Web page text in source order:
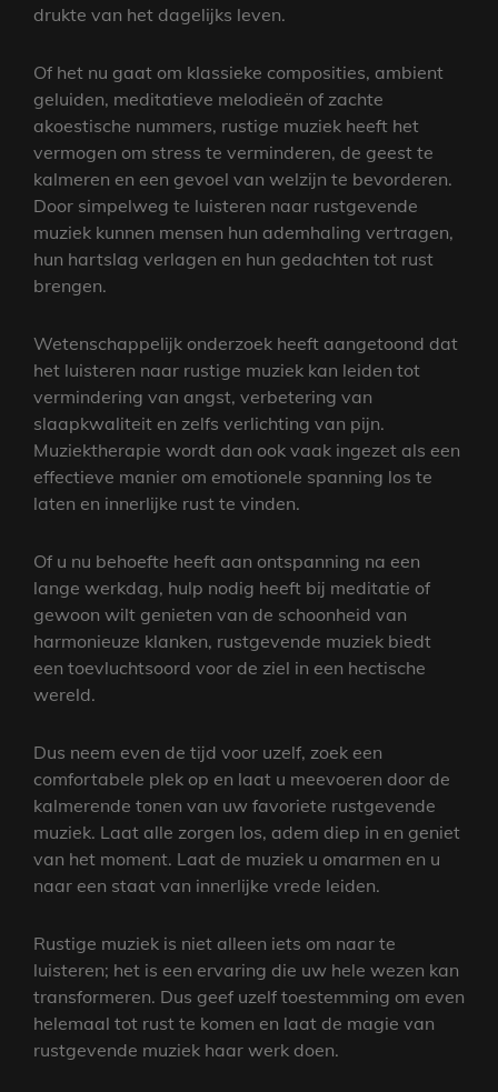
drukte van het dagelijks leven.
Of het nu gaat om klassieke composities, ambient
geluiden, meditatieve melodieën of zachte
akoestische nummers, rustige muziek heeft het
vermogen om stress te verminderen, de geest te
kalmeren en een gevoel van welzijn te bevorderen.
Door simpelweg te luisteren naar rustgevende
muziek kunnen mensen hun ademhaling vertragen,
hun hartslag verlagen en hun gedachten tot rust
brengen.
Wetenschappelijk onderzoek heeft aangetoond dat
het luisteren naar rustige muziek kan leiden tot
vermindering van angst, verbetering van
slaapkwaliteit en zelfs verlichting van pijn.
Muziektherapie wordt dan ook vaak ingezet als een
effectieve manier om emotionele spanning los te
laten en innerlijke rust te vinden.
Of u nu behoefte heeft aan ontspanning na een
lange werkdag, hulp nodig heeft bij meditatie of
gewoon wilt genieten van de schoonheid van
harmonieuze klanken, rustgevende muziek biedt
een toevluchtsoord voor de ziel in een hectische
wereld.
Dus neem even de tijd voor uzelf, zoek een
comfortabele plek op en laat u meevoeren door de
kalmerende tonen van uw favoriete rustgevende
muziek. Laat alle zorgen los, adem diep in en geniet
van het moment. Laat de muziek u omarmen en u
naar een staat van innerlijke vrede leiden.
Rustige muziek is niet alleen iets om naar te
luisteren; het is een ervaring die uw hele wezen kan
transformeren. Dus geef uzelf toestemming om even
helemaal tot rust te komen en laat de magie van
rustgevende muziek haar werk doen.